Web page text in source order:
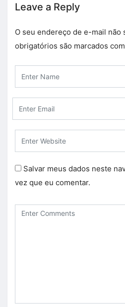
Leave a Reply
O seu endereço de e-mail não
obrigatórios são marcados com
Salvar meus dados neste
vez que eu comentar.